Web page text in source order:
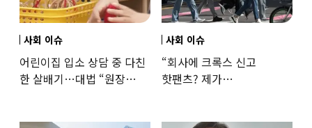
사회 이슈
어린이집 입소 상담 중 다친
한 살배기…대법 “원장
사회 이슈
“회사에 크록스 신고
핫팬츠? 제가